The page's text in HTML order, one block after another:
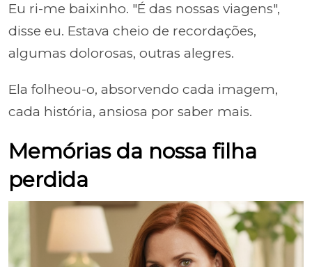
Eu ri-me baixinho. "É das nossas viagens",
disse eu. Estava cheio de recordações,
algumas dolorosas, outras alegres.
Ela folheou-o, absorvendo cada imagem,
cada história, ansiosa por saber mais.
Memórias da nossa filha
perdida